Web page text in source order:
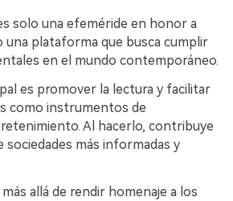
solo una efeméride en honor a
una plataforma que busca cumplir
en el mundo contemporáneo.
es promover la lectura y facilitar
como instrumentos de
Al hacerlo, contribuye
sociedades más informadas y
allá de rendir homenaje a los